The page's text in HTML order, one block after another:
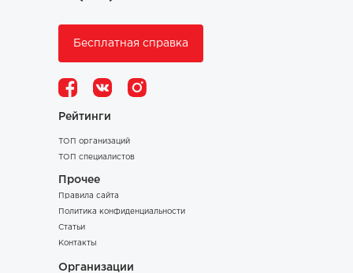
Бесплатная справка
Рейтинги
ТОП организаций
ТОП специалистов
Прочее
Правила сайта
Политика конфиденциальности
Статьи
Контакты
Организации